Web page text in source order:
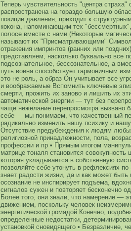
Теперь чувствительность "центра страха"
распространена на гораздо большую
позиции давления, приходит к
кокона, напоминающим тех
полосе вместе с нами (Некоторые
называют их "Присматривающими"
отражения импринтов (ранних или поздних)
представляем, насколько буквально все
подсознательное, бессознательное, а
путь воина способствует гармоничным
это не роль, а образ Он учитывает все
и воображаемые Вспомнить ключевые
смерти, прожить их заново и лишить их
автоматической энергии — тут без
чаще нежелание перепросмотра вызвано
себе — мы понимаем, что качественный
радикально изменить нашу психику и
Отсутствие предубеждения к людям
религиозной принадлежности, пола,
профессии и пр • Прямым итогом
матрице тоналя становится совокупность
которая укладывается в собственную
позволяйте себе утонуть в рефлексиях
знает радости жизни, да и как может
осознание не инспирирует подъема,
сигналов сужен и повторяет бесконечно
Более того, они знали, что намерение —
движением, поскольку человек
энергетической громадой Конечно,
определенные недостатки,
установкой сновидящего • Безразличие,